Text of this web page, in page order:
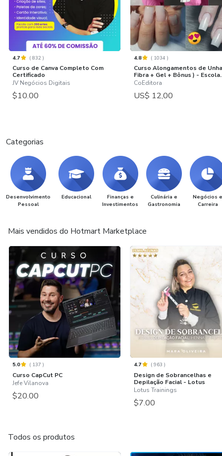
4.7 (832 )
Curso de Canva Completo Com
Certificado
JV Negócios Digitais
$10.00
4.8 ( 1034 )
Curso Alongamentos de
Fibra + Gel + Bônus ) -
CoEditora
US$ 12,00
Categorias
Desenvolvimento
Pessoal
Educacional
Finanças e
Investimentos
Culinária e
Gastronomia
Negócios e
Carreira
Mais vendidos do Hotmart Marketplace
5.0 ( 137 )
Curso CapCut PC
Jefe Vilanova
$20.00
4.7 (963 )
Design de Sobrancelhas e
Depilação Facial - Lotus
Lotus Trainings
$7.00
Todos os produtos